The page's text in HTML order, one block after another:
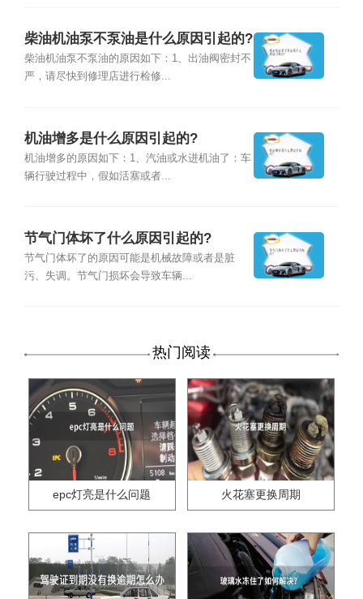
柴油机油泵不泵油是什么原因引起的?
柴油机油泵不泵油的原因如下：1、出油阀密封不
严，请尽快到修理店进行检修...
机油增多是什么原因引起的?
机油增多的原因如下：1、汽油或水进机油了：车
辆行驶过程中，假如活塞或者...
节气门体坏了什么原因引起的?
节气门体坏了的原因可能是机械故障或者是脏
污、失调。节气门损坏会导致车辆...
热门阅读
epc灯亮是什么问题 火花塞更换周期